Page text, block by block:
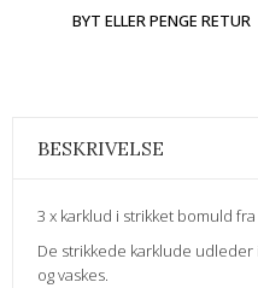
BYT ELLER PENGE RETUR
BESKRIVELSE
3 x karklud i strikket bomuld
De strikkede karklude
og vaskes.